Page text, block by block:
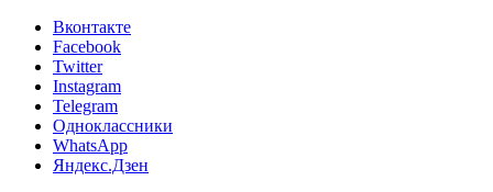
Вконтакте
Facebook
Twitter
Instagram
Telegram
Одноклассники
WhatsApp
Яндекс.Дзен